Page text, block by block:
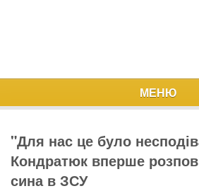
МЕНЮ
"Для нас це було
Кондратюк вперше
сина в ЗСУ